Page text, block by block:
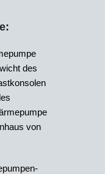
des
von